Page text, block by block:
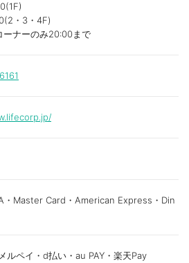
・3・4F)
ーナーのみ20:00まで
・Master Card・American Express・Din
ルペイ・d払い・au PAY・楽天Pay